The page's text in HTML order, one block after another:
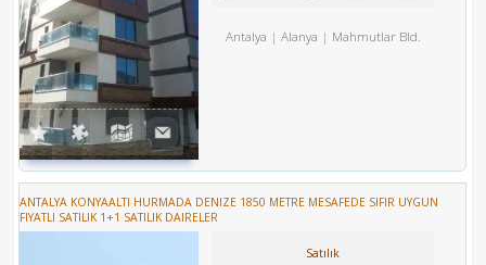
Antalya Alanya Mahmutlar Bld.
ANTALYA KONYAALTI HURMADA DENIZE 1850 METRE MESAFEDE SIFIR UYGUN
FIYATLI SATILIK 1+1 SATILIK DAIRELER
Satılık